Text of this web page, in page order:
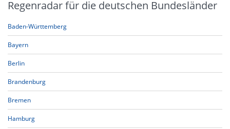
Regenradar für die deutschen Bundesländer
Baden-Württemberg
Bayern
Berlin
Brandenburg
Bremen
Hamburg